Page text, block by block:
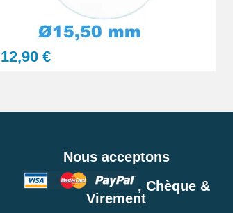
12,90 €
Nous acceptons
, Chèque &
Virement